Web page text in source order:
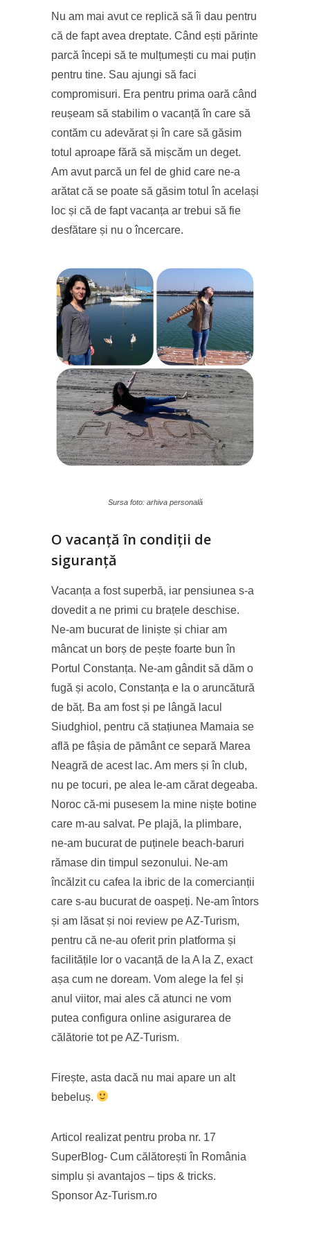
Nu am mai avut ce replică să îi dau pentru
că de fapt avea dreptate. Când ești părinte
parcă începi să te mulțumești cu mai puțin
pentru tine. Sau ajungi să faci
compromisuri. Era pentru prima oară când
reușeam să stabilim o vacanță în care să
contăm cu adevărat și în care să găsim
totul aproape fără să mișcăm un deget.
Am avut parcă un fel de ghid care ne-a
arătat că se poate să găsim totul în același
loc și că de fapt vacanța ar trebui să fie
desfătare și nu o încercare.
Sursa foto: arhiva personală
O vacanță în condiții de
siguranță
Vacanța a fost superbă, iar pensiunea s-a
dovedit a ne primi cu brațele deschise.
Ne-am bucurat de liniște și chiar am
mâncat un borș de pește foarte bun în
Portul Constanța. Ne-am gândit să dăm o
fugă și acolo, Constanța e la o aruncătură
de băț. Ba am fost și pe lângă lacul
Siudghiol, pentru că stațiunea Mamaia se
află pe fâșia de pământ ce separă Marea
Neagră de acest lac. Am mers și în club,
nu pe tocuri, pe alea le-am cărat degeaba.
Noroc că-mi pusesem la mine niște botine
care m-au salvat. Pe plajă, la plimbare,
ne-am bucurat de puținele beach-baruri
rămase din timpul sezonului. Ne-am
încălzit cu cafea la ibric de la comercianții
care s-au bucurat de oaspeți. Ne-am întors
și am lăsat și noi review pe AZ-Turism,
pentru că ne-au oferit prin platforma și
facilitățile lor o vacanță de la A la Z, exact
așa cum ne doream. Vom alege la fel și
anul viitor, mai ales că atunci ne vom
putea configura online asigurarea de
călătorie tot pe AZ-Turism.
Firește, asta dacă nu mai apare un alt
bebeluș.
Articol realizat pentru proba nr. 17
SuperBlog- Cum călătorești în România
simplu și avantajos – tips & tricks.
Sponsor Az-Turism.ro